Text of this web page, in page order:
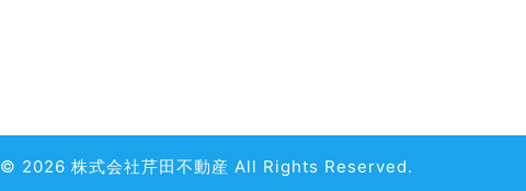
© 2026 株式会社芹田不動産 All Rights Reserved.